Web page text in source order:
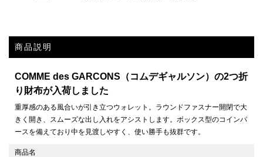
商品説明
COMME des GARCONS（コムデギャルソン）の2つ折
り財布が入荷しました
重厚感のある風合いが引き立つウォレット。ラウンドファスナー開閉で大
きく開き、スムーズな出し入れをアシストします。ボックス型のコインパ
ースを備えており中を見渡しやすく、使い勝手も抜群です。
商品名